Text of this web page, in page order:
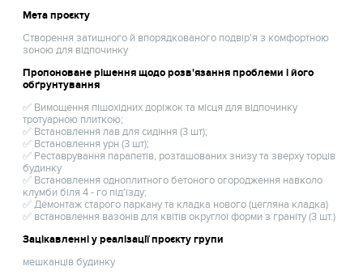
Мета проєкту
Створення затишного й впорядкованого подвір'я з комфортною
зоною для відпочинку
Пропоноване рішення щодо розв'язання проблеми і його
обґрунтування
✅ Вимощення пішохідних доріжок та місця для відпочинку
тротуарною плиткою;
✅ Встановлення лав для сидіння (3 шт);
✅ Встановлення урн (3 шт);
✅ Реставрування парапетів, розташованих знизу та зверху торців
будинку
✅ Встановлення одноплитного бетоного огородження навколо
клумби біля 4 - го під'їзду;
✅ Демонтаж старого паркану та кладка нового (цегляна кладка)
✅ встановлення вазонів для квітів округлої форми з граніту (3 шт.)
Зацікавленні у реалізації проєкту групи
мешканців будинку